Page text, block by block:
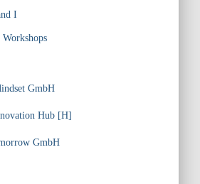
I
GmbH
Hub [H]
GmbH